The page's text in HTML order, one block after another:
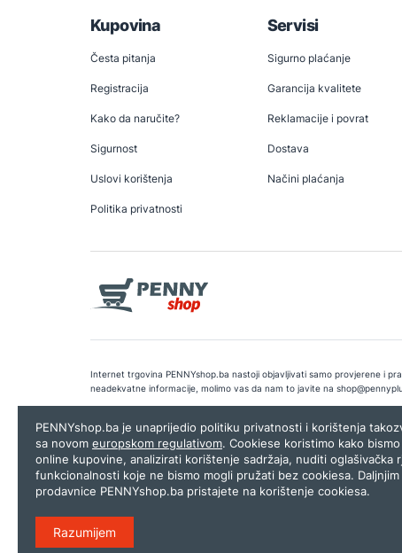
Kupovina
Česta pitanja
Registracija
Kako da naručite?
Sigurnost
Uslovi korištenja
Politika privatnosti
Servisi
Sigurno plaćanje
Garancija kvalitete
Reklamacije i povrat
Dostava
Načini plaćanja
Internet trgovina PENNYshop.ba nastoji objavljivati samo provjerene i
neadekvatne informacije, molimo vas da nam to javite na
Copyright © 2026.Penny plus d.o.o. Sarajevo.Dizajn i programiranje:
PENNYshop.ba je unaprijedio politiku privatnosti i korištenja
sa novom europskom regulativom. Cookiese koristimo kako
online kupovine, analizirati korištenje sadržaja, nuditi oglašivačka
funkcionalnosti koje ne bismo mogli pružati bez cookiesa.
prodavnice PENNYshop.ba pristajete na korištenje cookiesa.
Razumijem